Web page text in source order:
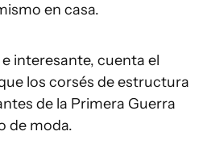
en casa.
interesante, cuenta el
los corsés de estructura
de la Primera Guerra
de moda.